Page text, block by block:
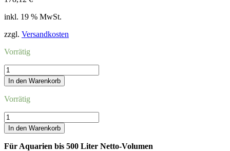
inkl. 19 % MwSt.
zzgl. Versandkosten
Vorrätig
hw
UV-
Wasserklärer
Modell
Menge
In den Warenkorb
Vorrätig
hw
UV-
Wasserklärer
Modell
In den Warenkorb
Für Aquarien bis 500 Liter Netto-Volumen